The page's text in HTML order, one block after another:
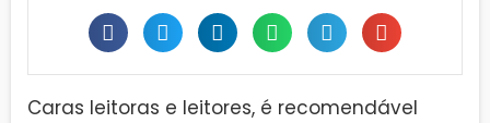
Caras leitoras e leitores, é recomendável